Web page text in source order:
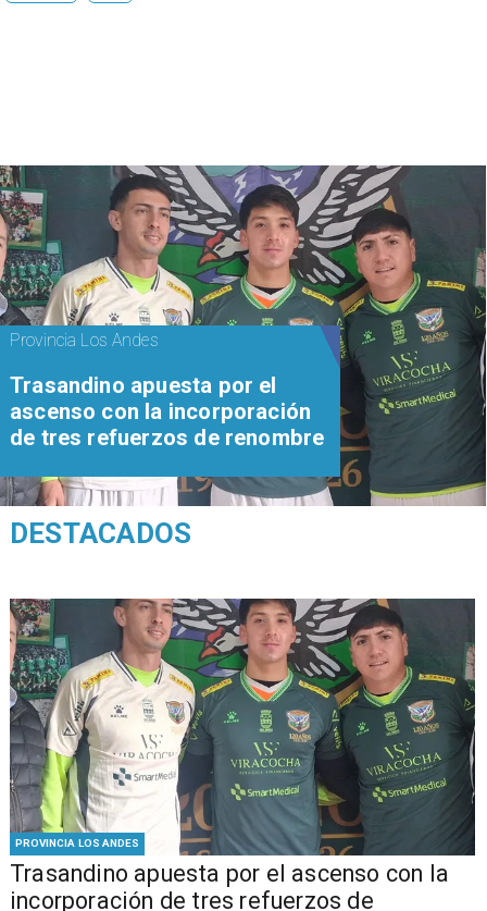
PROVINCIA LOS ANDES
Trasandino apuesta por el ascenso con la
incorporación de tres refuerzos de
Provincia Los Andes
Trasandino apuesta por el
ascenso con la incorporación
de tres refuerzos de renombre
DESTACADOS